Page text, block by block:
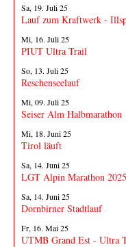
Sa, 19. Juli 25
Lauf zum Kraftwerk -
Mi, 16. Juli 25
PIUT Ultra Trail
So, 13. Juli 25
Reschenseelauf
Mi, 09. Juli 25
Seiser Alm Halbmarathon
Mi, 18. Juni 25
Tirol läuft
Sa, 14. Juni 25
LGT Alpin Marathon 2025
Sa, 14. Juni 25
Dornbirner Stadtlauf
Fr, 16. Mai 25
UTMB Grand Est - Ultra